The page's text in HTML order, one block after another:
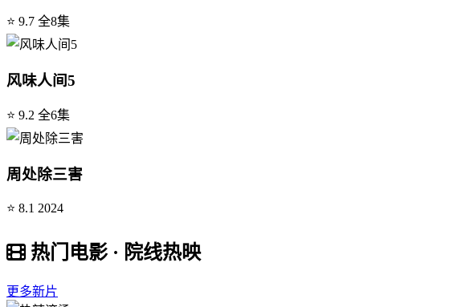
⭐ 9.7 全8集
风味人间5
⭐ 9.2 全6集
周处除三害
⭐ 8.1 2024
热门电影 · 院线热映
更多新片